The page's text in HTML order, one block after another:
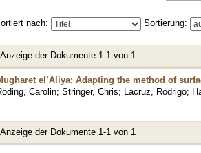
nach: Sortierung:
Anzeige der Dokumente 1-1 von 1
el’Aliya: Adapting the method of
Carolin; Stringer, Chris; Lacruz, Rodrigo;
Anzeige der Dokumente 1-1 von 1